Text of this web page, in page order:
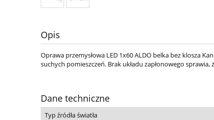
Opis
Oprawa przemysłowa LED 1x60 ALDO belka bez klosza
suchych pomieszczeń. Brak układu zapłonowego
Dane techniczne
Typ źródła światła